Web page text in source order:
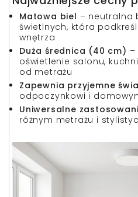
Matowa biel – neutralna
świetlnych, która
wnętrza
Duża średnica (40 cm) –
oświetlenie salonu,
od metrażu
Zapewnia przyjemne
odpoczynkowi i
Uniwersalne
różnym metrażu i